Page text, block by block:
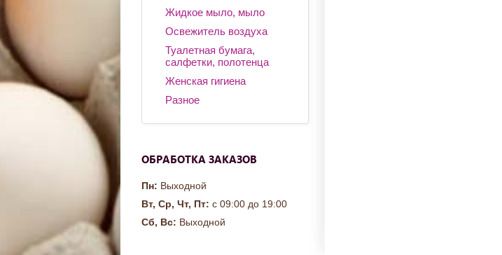
Жидкое мыло, мыло
Освежитель воздуха
Туалетная бумага,
салфетки, полотенца
Женская гигиена
Разное
ОБРАБОТКА ЗАКАЗОВ
Пн: Выходной
Вт, Ср, Чт, Пт: с 09:00 до 19:00
Сб, Вс: Выходной